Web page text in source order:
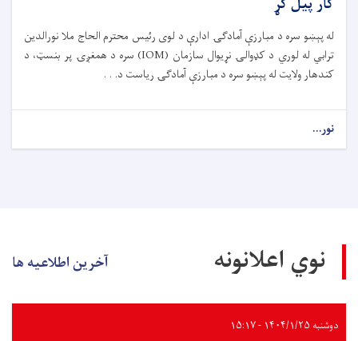
له پېښو سره د مبارزې آمادګۍ ادارې د لوی رئیس محترم الحاج ملا نورالدین
ترابي له لوري د کډوالۍ نړیوال سازمان (IOM) سره د همغږۍ پر بنسټ، د
کندهار ولایت له پېښو سره د مبارزې آمادګۍ ریاست د. . .
نور...
نوي اعلانونه آخرین اطلاعیه ها
دوشنبه ۱۴۰۴/۱/۲۵ - ۱۵:۱۷